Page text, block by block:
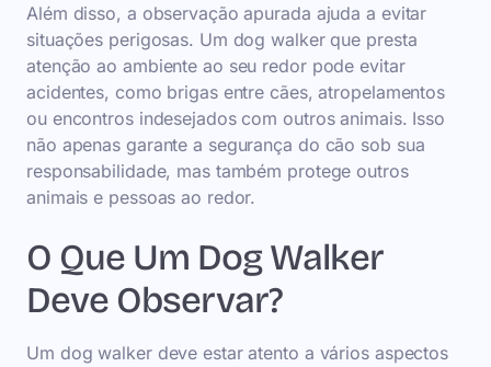
Além disso, a observação apurada ajuda a evitar
situações perigosas. Um dog walker que presta
atenção ao ambiente ao seu redor pode evitar
acidentes, como brigas entre cães, atropelamentos
ou encontros indesejados com outros animais. Isso
não apenas garante a segurança do cão sob sua
responsabilidade, mas também protege outros
animais e pessoas ao redor.
O Que Um Dog Walker
Deve Observar?
Um dog walker deve estar atento a vários aspectos